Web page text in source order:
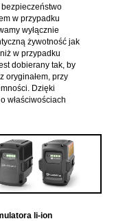
w przypadku
wyłącznie
żywotność jak
w przypadku
dobierany tak, by
oryginałem, przy
Dzięki
właściwościach
li-ion